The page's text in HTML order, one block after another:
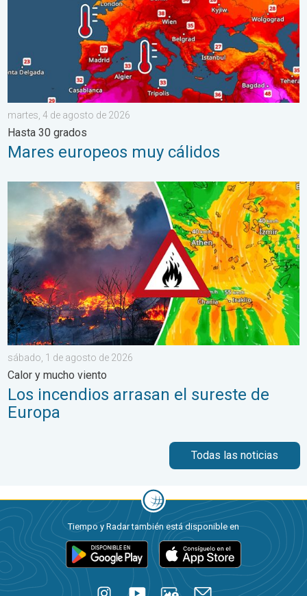
martes, 4 de agosto de 2026
Hasta 30 grados
Mares europeos muy cálidos
Los incendios arrasan el sureste de Europa. Calor y mucho
sábado, 1 de agosto de 2026
Calor y mucho viento
Los incendios arrasan el sureste de
Europa
Todas las noticias
Tiempo y Radar también está disponible en